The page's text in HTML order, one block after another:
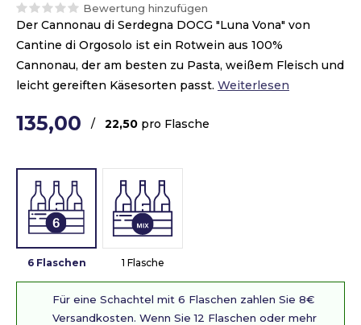
Bewertung hinzufügen
Der Cannonau di Serdegna DOCG "Luna Vona" von
Cantine di Orgosolo ist ein Rotwein aus 100%
Cannonau, der am besten zu Pasta, weißem Fleisch und
leicht gereiften Käsesorten passt. Weiterlesen
135,00 / 22,50 pro Flasche
6 Flaschen 1 Flasche
Für eine Schachtel mit 6 Flaschen zahlen Sie 8€
Versandkosten. Wenn Sie 12 Flaschen oder mehr